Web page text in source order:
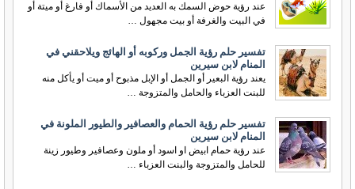
عند رؤية حوض السمك به العديد من الأسماك أو فارغ أو ميتة أو
في البيت والغرفة أو بيت مجهول …
تفسير حلم رؤية الجمل وركوبه أو الهائج ويلاحقني في
المنام لابن سيرين
يعند رؤية البعير أو الجمل أو الإبل مذبوح أو ميت أو يأكل منه
للبنت العزباء والحامل والمتزوجة …
تفسير حلم رؤية الحمام والعصافير والطيور الملونة في
المنام لابن سيرين
عند رؤية حمام ابيض او اسود أو ملون وعصافير وطيور زينة
للحامل والمتزوجة والبنت العزباء …